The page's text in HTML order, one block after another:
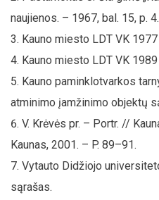
naujienos. – 1967, bal. 15, p. 4.
Kauno miesto LDT VK
Kauno miesto LDT VK
Kauno paminklotvarkos
atminimo įamžinimo objektų
V. Krėvės pr. – Portr. //
Kaunas, 2001. – P. 89–91.
Vytauto Didžiojo
sąrašas.